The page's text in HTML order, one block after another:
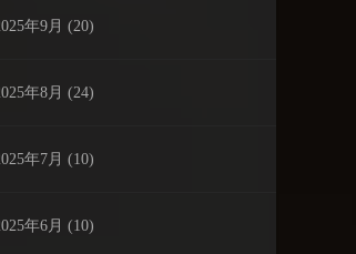
年9月 (20)
年8月 (24)
年7月 (10)
年6月 (10)